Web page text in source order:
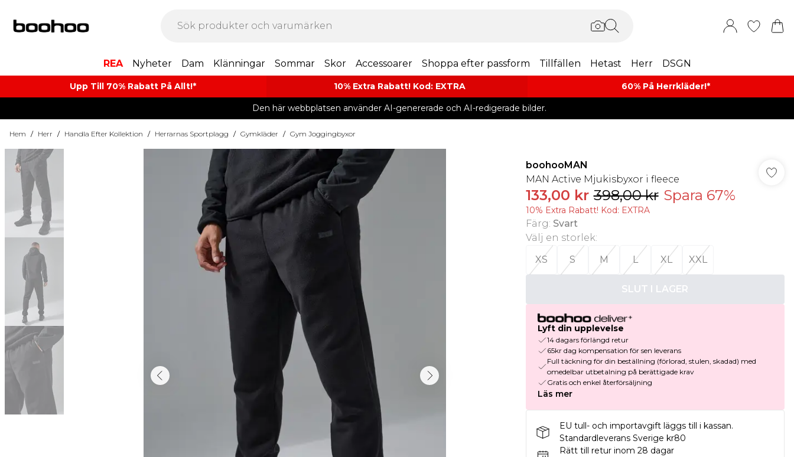
REA Nyheter Dam Klänningar Sommar Skor Accessoarer Shoppa efter passform Tillfällen Hetast Herr DSGN
Upp Till 70% Rabatt På Allt!* 10% Extra Rabatt! Kod: EXTRA 60% På Herrkläder!*​
Den här webbplatsen använder AI-genererade och AI-redigerade bilder.
Hem / Herr / Handla Efter Kollektion / Herrarnas Sportplagg / Gymkläder / Gym Joggingbyxor
boohooMAN
MAN Active Mjukisbyxor i fleece
133,00 kr 398,00 kr Spara 67%
10% Extra Rabatt! Kod: EXTRA
Färg: Svart
Välj en storlek:
XS
S M L XL XXL
SLUT I LAGER
Lyft din upplevelse
14 dagars förlängd retur
65kr dag kompensation för sen leverans
Full täckning för din beställning (förlorad, stulen, skadad) med
omedelbar utbetalning på berättigade krav
Gratis och enkel återförsäljning
Läs mer
EU tull- och importavgift läggs till i kassan.
Standardleverans Sverige kr80
Rätt till retur inom 28 dagar